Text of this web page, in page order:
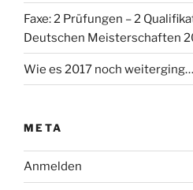
Faxe: 2 Prüfungen – 2
Deutschen Meisterschaften
Wie es 2017 noch
META
Anmelden